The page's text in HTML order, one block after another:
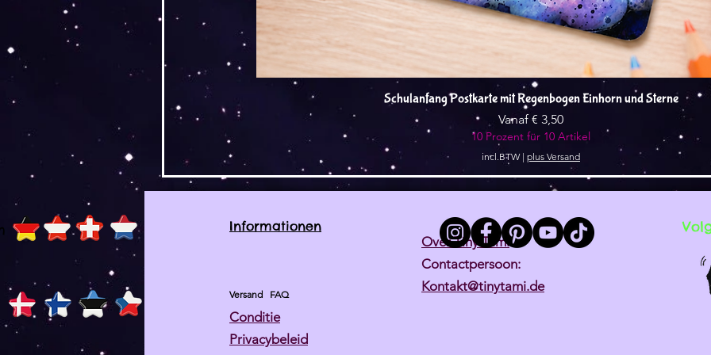
Snel overzicht
Schulanfang Postkarte mit Regenbogen Einhorn und Sterne
Vanaf € 3,50
Verkoopprijs
10 Prozent für 10 Artikel
incl.BTW | plus Versand
Informationen
Versand FAQ
Conditie
Privacybeleid
Over Tiny Tami
Contactpersoon:
Kontakt@tinytami.de